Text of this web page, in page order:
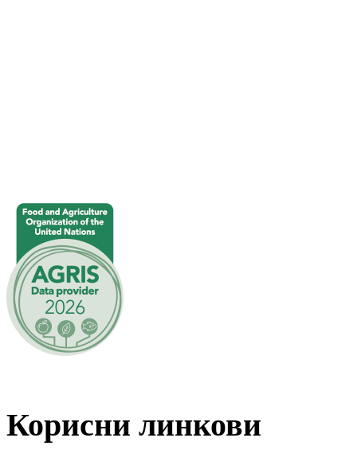
Корисни линкови